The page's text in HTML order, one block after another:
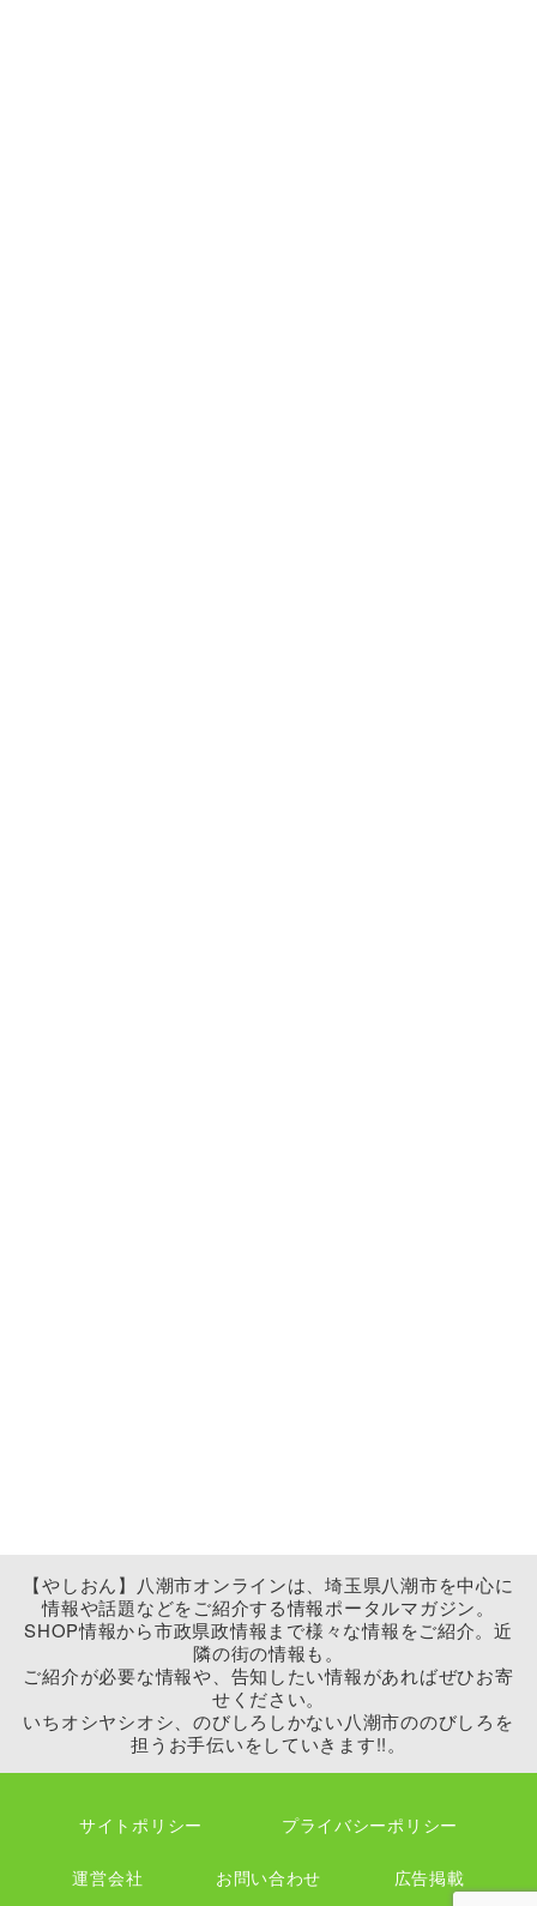
【やしおん】八潮市オンラインは、埼玉県八潮市を中心に
情報や話題などをご紹介する情報ポータルマガジン。
SHOP情報から市政県政情報まで様々な情報をご紹介。近
隣の街の情報も。
ご紹介が必要な情報や、告知したい情報があればぜひお寄
せください。
いちオシヤシオシ、のびしろしかない八潮市ののびしろを
担うお手伝いをしていきます!!。
サイトポリシー プライバシーポリシー
運営会社 お問い合わせ 広告掲載